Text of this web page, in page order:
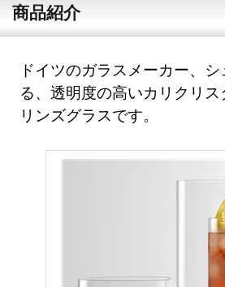
商品紹介
ドイツのガラスメーカー、
る、透明度の高いカリクリ
リンズグラスです。